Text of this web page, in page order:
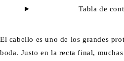
Tabla de
El cabello es uno de los grandes
boda. Justo en la recta final,